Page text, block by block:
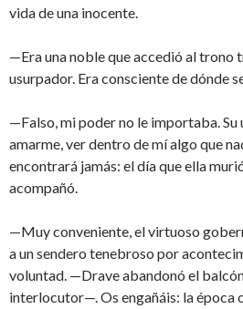
vida de una inocente.
—Era una noble que accedió al trono
usurpador. Era consciente de dónde
—Falso, mi poder no le importaba. Su
amarme, ver dentro de mí algo que
encontrará jamás: el día que ella
acompañó.
—Muy conveniente, el virtuoso
a un sendero tenebroso por
voluntad. —Drave abandonó el
interlocutor—. Os engañáis: la época